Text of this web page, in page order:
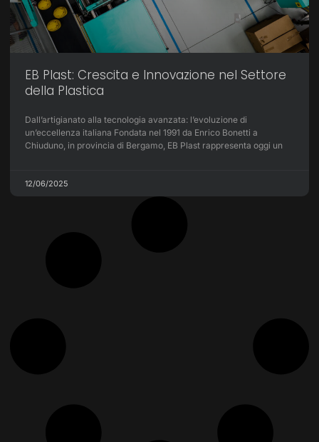
EB Plast: Crescita e Innovazione nel Settore
della Plastica
Dall’artigianato alla tecnologia avanzata: l’evoluzione di
un’eccellenza italiana Fondata nel 1991 da Enrico Bonetti a
Chiuduno, in provincia di Bergamo, EB Plast rappresenta oggi un
12/06/2025